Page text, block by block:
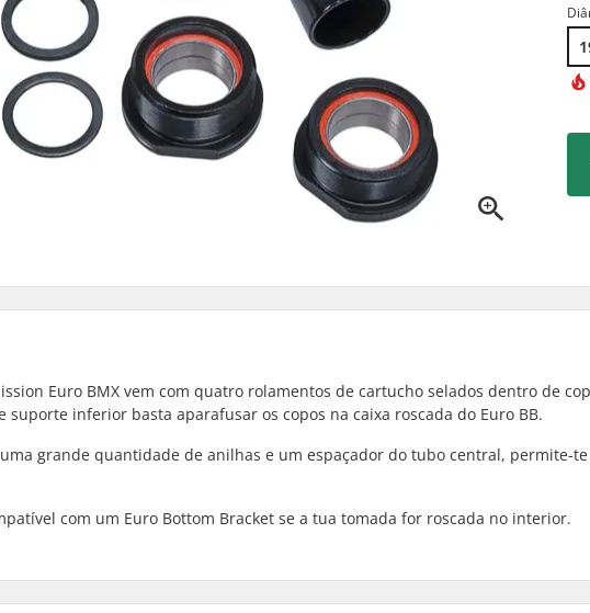
Euro BMX vem com quatro rolamentos de cartucho selados dentro de
suporte inferior basta aparafusar os copos na caixa roscada do Euro BB.
grande quantidade de anilhas e um espaçador do tubo central, permite-
com um Euro Bottom Bracket se a tua tomada for roscada no interior.